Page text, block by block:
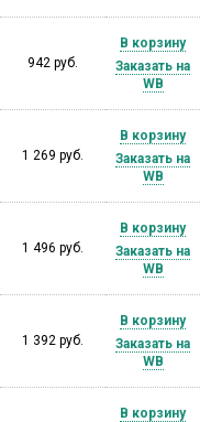
942 руб.
В корзину
Заказать на
WB
1 269 руб.
В корзину
Заказать на
WB
1 496 руб.
В корзину
Заказать на
WB
1 392 руб.
В корзину
Заказать на
WB
В корзину